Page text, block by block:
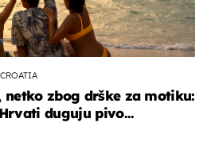
netko zbog drške za motiku:
duguju pivo...